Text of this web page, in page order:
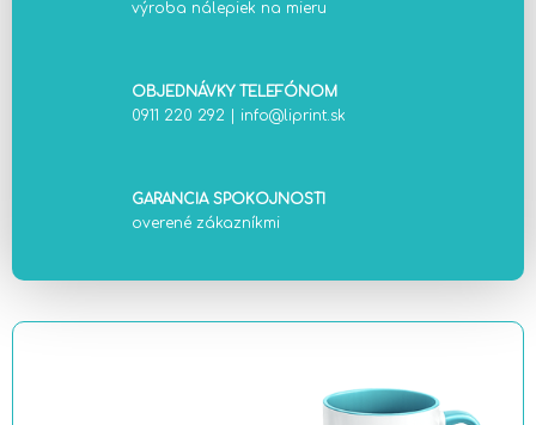
výroba nálepiek na mieru
OBJEDNÁVKY TELEFÓNOM
0911 220 292
info@liprint.sk
GARANCIA SPOKOJNOSTI
overené zákazníkmi